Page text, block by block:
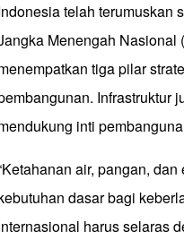
telah terumuskan
Menengah Nasional
tiga pilar
Infrastruktur
inti
air, pangan,
dasar bagi
harus selaras